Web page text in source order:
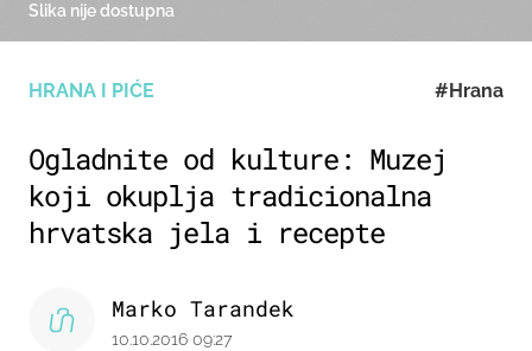
HRANA I PIĆE #Hrana
Ogladnite od kulture: Muzej
koji okuplja tradicionalna
hrvatska jela i recepte
Marko Tarandek
10.10.2016 09:27
Slika nije dostupna